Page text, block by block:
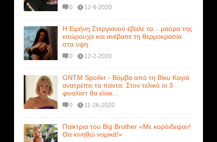
0 12-8-2020
Η Ειρήνη Στεργιανού έβαλε τα... μαύρα της
εσώρουχα και ανέβασε τη θερμοκρασία
στα ύψη
0 12-2-2020
GNTM Spoiler - Βόμβα από τη Βίκυ Καγιά
ανατρέπει τα πάντα: Στον τελικό οι 3
φιναλίστ θα είναι...
0 11-26-2020
Παίκτρια του Big Brother «Με κορόιδεψαν!
Θα κινηθώ νομικά!»